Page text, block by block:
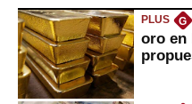
PLUS G
oro en